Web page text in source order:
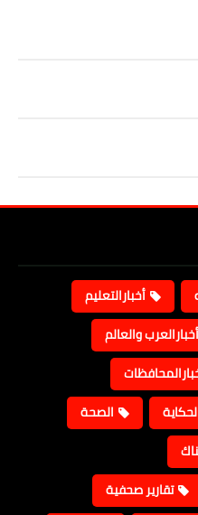
أخبارالتعليم
أخبارالعرب والعالم
الصحة
تقارير صحفية